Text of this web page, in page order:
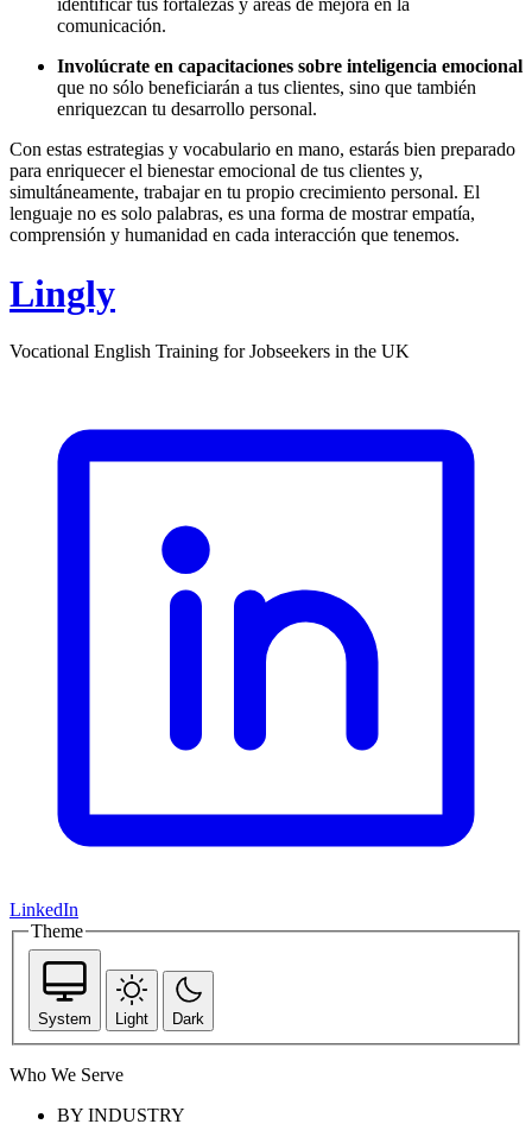
identificar tus fortalezas y áreas de mejora en la
comunicación.
Involúcrate en capacitaciones sobre inteligencia emocional
que no sólo beneficiarán a tus clientes, sino que también
enriquezcan tu desarrollo personal.
Con estas estrategias y vocabulario en mano, estarás bien preparado
para enriquecer el bienestar emocional de tus clientes y,
simultáneamente, trabajar en tu propio crecimiento personal. El
lenguaje no es solo palabras, es una forma de mostrar empatía,
comprensión y humanidad en cada interacción que tenemos.
Lingly
Vocational English Training for Jobseekers in the UK
LinkedIn
Theme
System Light Dark
Who We Serve
BY INDUSTRY